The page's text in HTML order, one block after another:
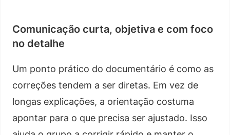
Comunicação curta, objetiva e com foco
no detalhe
Um ponto prático do documentário é como as
correções tendem a ser diretas. Em vez de
longas explicações, a orientação costuma
apontar para o que precisa ser ajustado. Isso